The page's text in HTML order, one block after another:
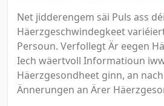
Net jidderengem säi Puls ass
Häerzgeschwindegkeet
Persoun. Verfollegt Är eegen
Iech wäertvoll Informatioun
Häerzgesondheet ginn, an
Ännerungen an Ärer